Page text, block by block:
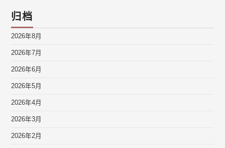
归档
2026年8月
2026年7月
2026年6月
2026年5月
2026年4月
2026年3月
2026年2月